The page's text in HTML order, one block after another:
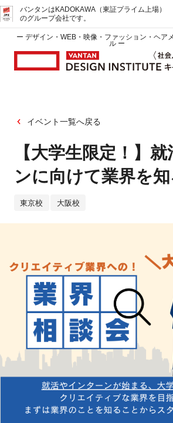
バンタンはKADOKAWA（東証プライム上場）
のグループ会社です。
ー デザイン・WEB・映像・ファッション・ヘア
ル ー
イベント一覧へ戻る
【大学生限定！】
ンに向けて業界を知
東京校 大阪校